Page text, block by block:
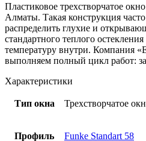
Пластиковое трехстворчатое
Алматы. Такая конструкция
распределить глухие и
стандартного теплого
температуру внутри. Компания
выполняем полный цикл работ:
Характеристики
Тип окна Трехстворчатое
Профиль Funke Standart 58